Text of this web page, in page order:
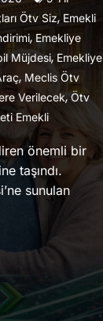
Ötv Siz, Emekli
, Emekliye
Müjdesi, Emekliye
, Meclis Ötv
Verilecek,Ötv
Emekli
önemli bir
taşındı.
sunulan